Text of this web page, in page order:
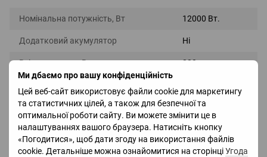
Ми дбаємо про вашу конфіденційність
Цей веб-сайт використовує файли cookie для маркетингу
та статистичних цілей, а також для безпечної та
оптимальної роботи сайту. Ви можете змінити це в
налаштуваннях вашого браузера. Натисніть кнопку
«Погодитися», щоб дати згоду на використання файлів
cookie. Детальніше можна ознайомитися на сторінціУгода
Номінальна потужність, Вт 12000 Вт.
Додатковий акумулятор Ні
Вхідна напруга, В 220
Вихідна напруга (режим акум.), В 220
Ефективність, % 97,6%
Вид синусоїди Чиста